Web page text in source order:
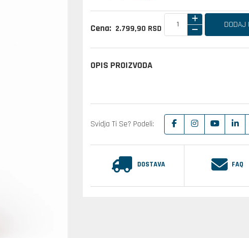
Cena: 2.799,90 RSD DODAJ
OPIS PROIZVODA
Svidja Ti Se? Podeli:
DOSTAVA FAQ